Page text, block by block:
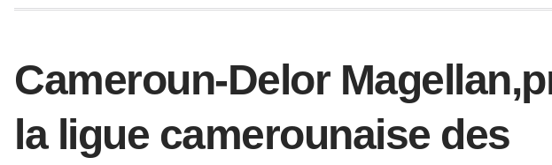
Cameroun-Delor
la ligue camerounaise des